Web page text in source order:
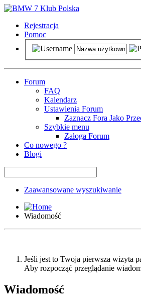
Rejestracja
Pomoc
Forum
FAQ
Kalendarz
Ustawienia Forum
Zaznacz Fora Jako
Szybkie menu
Załoga Forum
Co nowego ?
Blogi
Zaawansowane wyszukiwanie
Wiadomość
Jeśli jest to Twoja pierwsza wizyta
Aby rozpocząć przeglądanie
Wiadomość